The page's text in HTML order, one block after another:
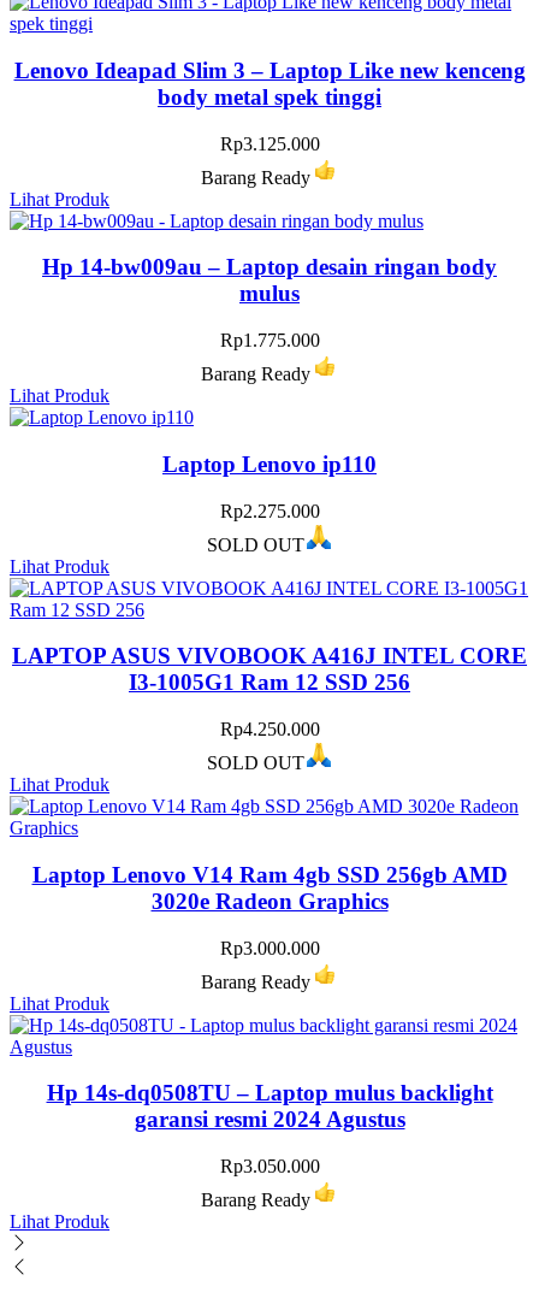
Lenovo Ideapad Slim 3 – Laptop Like new kenceng
body metal spek tinggi
Rp3.125.000
Barang Ready
Lihat Produk
Hp 14-bw009au – Laptop desain ringan body
mulus
Rp1.775.000
Barang Ready
Lihat Produk
Laptop Lenovo ip110
Rp2.275.000
SOLD OUT
Lihat Produk
LAPTOP ASUS VIVOBOOK A416J INTEL CORE
I3-1005G1 Ram 12 SSD 256
Rp4.250.000
SOLD OUT
Lihat Produk
Laptop Lenovo V14 Ram 4gb SSD 256gb AMD
3020e Radeon Graphics
Rp3.000.000
Barang Ready
Lihat Produk
Hp 14s-dq0508TU – Laptop mulus backlight
garansi resmi 2024 Agustus
Rp3.050.000
Barang Ready
Lihat Produk